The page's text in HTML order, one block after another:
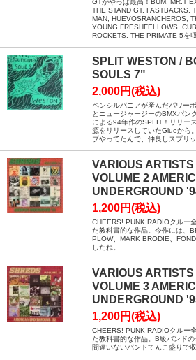
GTがやっぱ最高！BUM, MR.T
THE STAND GT, FASTBACKS,
MAN, HUEVOSRANCHEROS,
YOUNG FRESHFELLOWS,
ROCKETS, THE PRIMATE 5を収
SPLIT WESTON /
SOULS 7"
2,000円(税込)
ペンシルバニアが産んだパワー
とニュージャージーのBMXパン
による94年作のSPLIT！リリー
源をリリースしていたGlueから
ブやってたんで、仲良しスプリ
VARIOUS
VOLUME 2
UNDERGROUND
1,200円(税込)
CHEERS! PUNK RADIOクルー
た教科書的な作品。今作には、
PLOW、MARK BRODIE、
したね。
VARIOUS
VOLUME 3
UNDERGROUND
1,200円(税込)
CHEERS! PUNK RADIOクルー
た教科書的な作品。B級バンド
間違いないバンドてんこ盛りで収